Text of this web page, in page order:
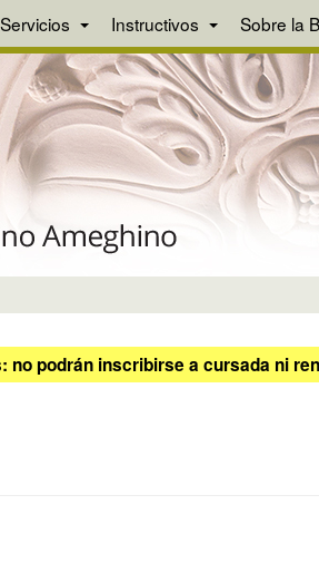
Servicios Instructivos Sobre la
podrán inscribirse a cursada ni